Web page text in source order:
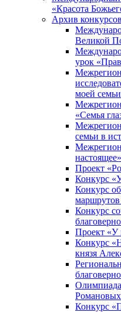
«Красота
Архив конкурсов
Великой
урок
моей
«Семья
семьи в
настоящее»
Проект
Конкурс
Конкурс
Конкурс
Проект «У
Конкурс
князя
Конкурс